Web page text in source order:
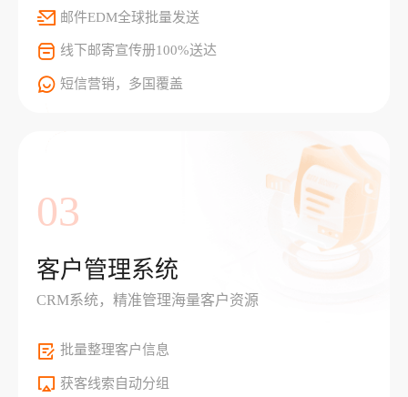
邮件EDM全球批量发送
线下邮寄宣传册100%送达
短信营销，多国覆盖
03
客户管理系统
CRM系统，精准管理海量客户资源
批量整理客户信息
获客线索自动分组